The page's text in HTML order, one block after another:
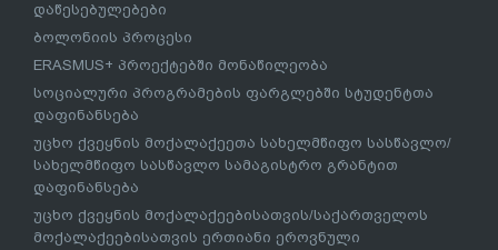
დაწესებულებები
ბოლონიის პროცესი
ERASMUS+ პროექტებში მონაწილეობა
სოციალური პროგრამების ფარგლებში სტუდენტთა
დაფინანსება
უცხო ქვეყნის მოქალაქეეთა სახელმწიფო სასწავლო/
სახელმწიფო სასწავლო სამაგისტრო გრანტით
დაფინანსება
უცხო ქვეყნის მოქალაქეებისათვის/საქართველოს
მოქალაქეებისათვის ერთიანი ეროვნული